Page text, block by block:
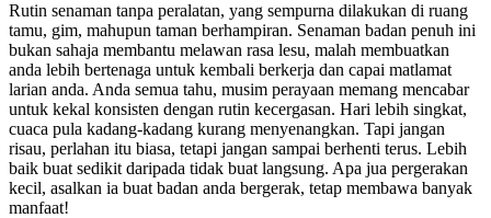
Rutin senaman tanpa peralatan, yang sempurna dilakukan di ruang
tamu, gim, mahupun taman berhampiran. Senaman badan penuh ini
bukan sahaja membantu melawan rasa lesu, malah membuatkan
anda lebih bertenaga untuk kembali berkerja dan capai matlamat
larian anda. Anda semua tahu, musim perayaan memang mencabar
untuk kekal konsisten dengan rutin kecergasan. Hari lebih singkat,
cuaca pula kadang-kadang kurang menyenangkan. Tapi jangan
risau, perlahan itu biasa, tetapi jangan sampai berhenti terus. Lebih
baik buat sedikit daripada tidak buat langsung. Apa jua pergerakan
kecil, asalkan ia buat badan anda bergerak, tetap membawa banyak
manfaat!